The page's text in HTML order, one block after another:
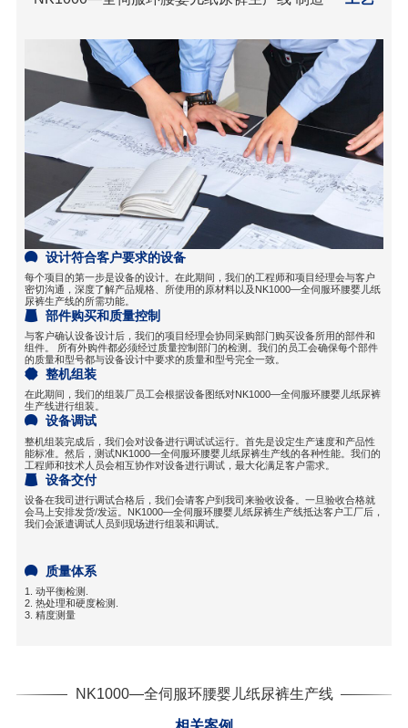
设计符合客户要求的设备
每个项目的第一步是设备的设计。在此期间，我们的工程师和项目经理会与客户
密切沟通，深度了解产品规格、所使用的原材料以及NK1000—全伺服环腰婴儿纸
尿裤生产线的所需功能。
部件购买和质量控制
与客户确认设备设计后，我们的项目经理会协同采购部门购买设备所用的部件和
组件。 所有外购件都必须经过质量控制部门的检测。我们的员工会确保每个部件
的质量和型号都与设备设计中要求的质量和型号完全一致。
整机组装
在此期间，我们的组装厂员工会根据设备图纸对NK1000—全伺服环腰婴儿纸尿裤
生产线进行组装。
设备调试
整机组装完成后，我们会对设备进行调试试运行。首先是设定生产速度和产品性
能标准。然后，测试NK1000—全伺服环腰婴儿纸尿裤生产线的各种性能。我们的
工程师和技术人员会相互协作对设备进行调试，最大化满足客户需求。
设备交付
设备在我司进行调试合格后，我们会请客户到我司来验收设备。一旦验收合格就
会马上安排发货/发运。NK1000—全伺服环腰婴儿纸尿裤生产线抵达客户工厂后，
我们会派遣调试人员到现场进行组装和调试。
质量体系
1. 动平衡检测.
2. 热处理和硬度检测.
3. 精度测量
NK1000—全伺服环腰婴儿纸尿裤生产线